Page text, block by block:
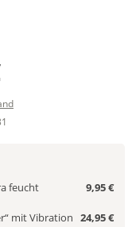
feucht 9,95 €
mit Vibration 24,95 €